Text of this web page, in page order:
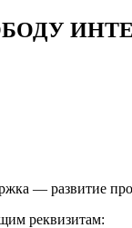
— развитие
реквизитам: